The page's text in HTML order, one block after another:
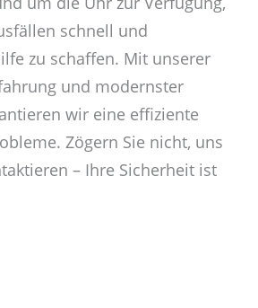
schnell und
zu schaffen. Mit unserer
und modernster
wir eine effiziente
Zögern Sie nicht, uns
– Ihre Sicherheit ist